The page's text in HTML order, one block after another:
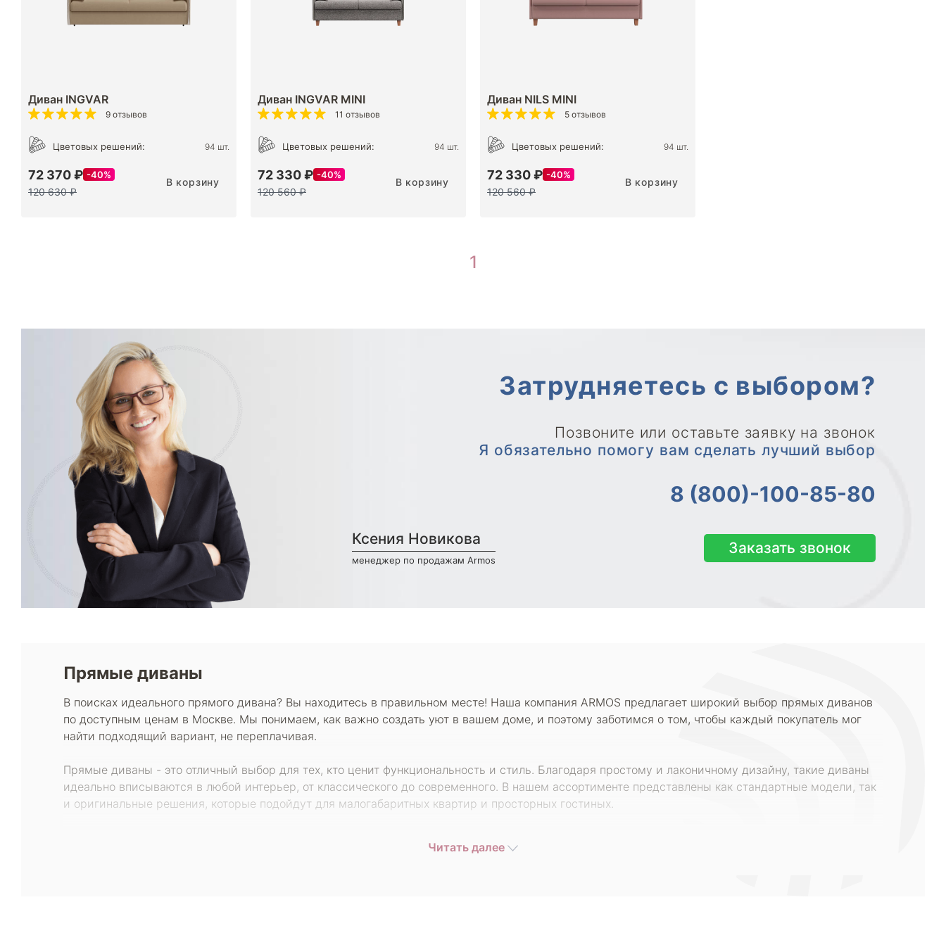
Диван INGVAR
9 отзывов
Цветовых решений: 94 шт.
72 370 ₽ 40%
120 630 ₽
В корзину
Диван INGVAR MINI
11 отзывов
Цветовых решений: 94 шт.
72 330 ₽ 40%
120 560 ₽
В корзину
Диван NILS MINI
5 отзывов
Цветовых решений: 94 шт.
72 330 ₽ 40%
120 560 ₽
В корзину
1
Затрудняетесь с выбором?
Позвоните или оставьте заявку на звонок
Я обязательно помогу вам сделать лучший выбор
8 (800)-100-85-80
Ксения Новикова
менеджер по продажам Armos
Заказать звонок
Прямые диваны
В поисках идеального прямого дивана? Вы находитесь в правильном месте! Наша компания ARMOS предлагает широкий выбор прямых диванов
по доступным ценам в Москве. Мы понимаем, как важно создать уют в вашем доме, и поэтому заботимся о том, чтобы каждый покупатель мог
найти подходящий вариант, не переплачивая.
Прямые диваны - это отличный выбор для тех, кто ценит функциональность и стиль. Благодаря простому и лаконичному дизайну, такие диваны
идеально вписываются в любой интерьер, от классического до современного. В нашем ассортименте представлены как стандартные модели, так
и оригинальные решения, которые подойдут для малогабаритных квартир и просторных гостиных.
тенденциями рынка и создает новые коллекции, чтобы у вас была возможность выбрать диван, который будет соответствовать вашему вкусу и
Читать далее